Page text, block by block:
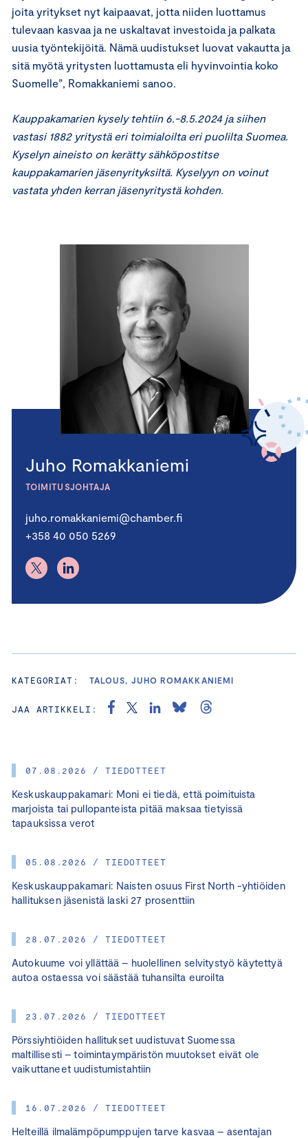
07.08.2026 / TIEDOTTEET
Keskuskauppakamari: Moni ei tiedä, että poimituista
marjoista tai pullopanteista pitää maksaa tietyissä
tapauksissa verot
05.08.2026 / TIEDOTTEET
Keskuskauppakamari: Naisten osuus First North -yhtiöiden
hallituksen jäsenistä laski 27 prosenttiin
28.07.2026 / TIEDOTTEET
Autokuume voi yllättää – huolellinen selvitystyö käytettyä
autoa ostaessa voi säästää tuhansilta euroilta
23.07.2026 / TIEDOTTEET
Pörssiyhtiöiden hallitukset uudistuvat Suomessa
maltillisesti – toimintaympäristön muutokset eivät ole
vaikuttaneet uudistumistahtiin
16.07.2026 / TIEDOTTEET
Helteillä ilmalämpöpumppujen tarve kasvaa – asentajan
joita yritykset nyt kaipaavat, jotta niiden luottamus
tulevaan kasvaa ja ne uskaltavat investoida ja palkata
uusia työntekijöitä. Nämä uudistukset luovat vakautta ja
sitä myötä yritysten luottamusta eli hyvinvointia koko
Suomelle”, Romakkaniemi sanoo.
Kauppakamarien kysely tehtiin 6.-8.5.2024 ja siihen
vastasi 1882 yritystä eri toimialoilta eri puolilta Suomea.
Kyselyn aineisto on kerätty sähköpostitse
kauppakamarien jäsenyrityksiltä. Kyselyyn on voinut
vastata yhden kerran jäsenyritystä kohden.
Juho Romakkaniemi
TOIMITUSJOHTAJA
juho.romakkaniemi@chamber.fi
+358 40 050 5269
KATEGORIAT: TALOUS, JUHO ROMAKKANIEMI
JAA ARTIKKELI: